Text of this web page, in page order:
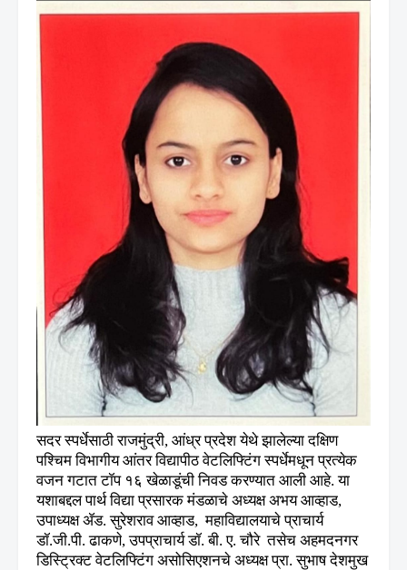
सदर स्पर्धेसाठी राजमुंद्री, आंध्र प्रदेश येथे झालेल्या दक्षिण
पश्चिम विभागीय आंतर विद्यापीठ वेटलिफ्टिंग स्पर्धेमधून प्रत्येक
वजन गटात टॉप १६ खेळाडूंची निवड करण्यात आली आहे. या
यशाबद्दल पार्थ विद्या प्रसारक मंडळाचे अध्यक्ष अभय आव्हाड,
उपाध्यक्ष ॲड. सुरेशराव आव्हाड, महाविद्यालयाचे प्राचार्य
डॉ.जी.पी. ढाकणे,उपप्राचार्य डॉ. बी. ए. चौरे तसेच अहमदनगर
डिस्ट्रिक्ट वेटलिफ्टिंग असोसिएशनचे अध्यक्ष प्रा. सुभाष देशमुख